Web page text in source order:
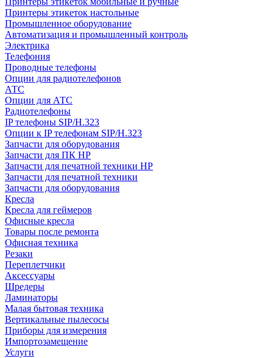
Принтеры этикеток настольные
Промышленное оборудование
Автоматизация и промышленный контроль
Электрика
Телефония
Проводные телефоны
Опции для радиотелефонов
АТС
Опции для АТС
Радиотелефоны
IP телефоны SIP/H.323
Опции к IP телефонам SIP/H.323
Запчасти для оборудования
Запчасти для ПК HP
Запчасти для печатной техники HP
Запчасти для печатной техники
Запчасти для оборудования
Кресла
Кресла для геймеров
Офисные кресла
Товары после ремонта
Офисная техника
Резаки
Переплетчики
Аксессуары
Шредеры
Ламинаторы
Малая бытовая техника
Вертикальные пылесосы
Приборы для измерения
Импортозамещение
Услуги